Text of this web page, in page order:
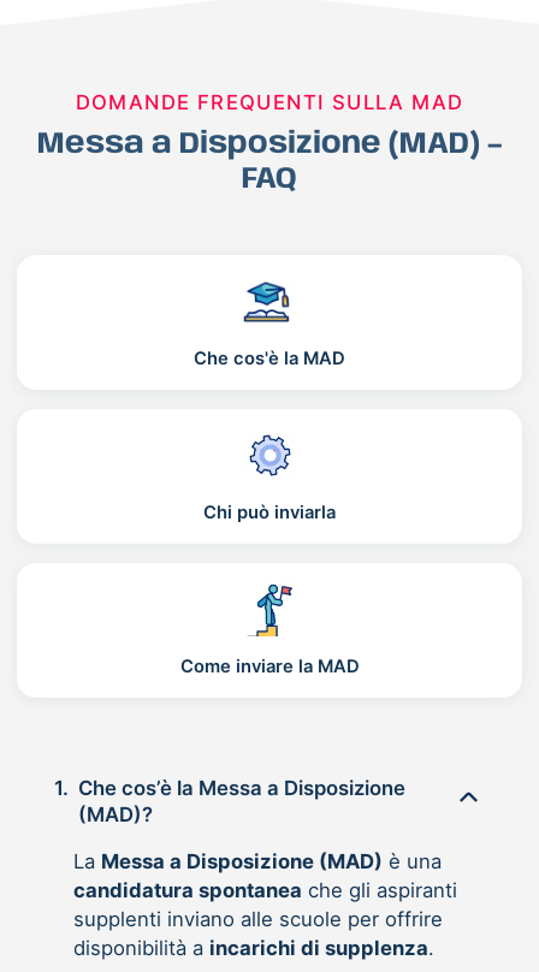
DOMANDE FREQUENTI SULLA MAD
Messa a Disposizione (MAD) –
FAQ
Che cos'è la MAD
Chi può inviarla
Come inviare la MAD
1. Che cos’è la Messa a Disposizione
(MAD)?
La Messa a Disposizione (MAD) è una
candidatura spontanea che gli aspiranti
supplenti inviano alle scuole per offrire
disponibilità a incarichi di supplenza.